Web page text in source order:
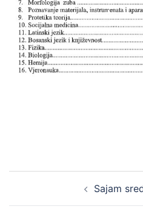
Sajam